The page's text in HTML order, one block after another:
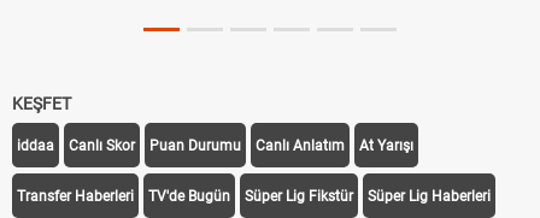
KEŞFET
iddaa Canlı Skor Puan Durumu Canlı Anlatım At Yarışı
Transfer Haberleri TV'de Bugün Süper Lig Fikstür Süper Lig Haberleri